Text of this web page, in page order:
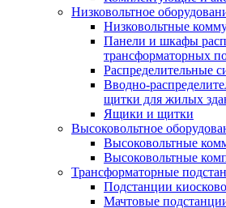
Низковольтное
Низковольтные
Панели и шкафы
трансформаторных
Распределительные
Вводно-
щитки для жилых
Ящики и щитки
Высоковольтное
Высоковольтные
Высоковольтные
Трансформаторные
Подстанции
Мачтовые